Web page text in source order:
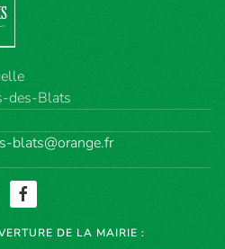
des-Blats
blats@orange.fr
DE LA MAIRIE :